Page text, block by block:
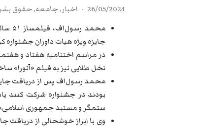
26/05/2024 اخبار,جامعه,حقوق بشر
جایزه ویژه هیات داوران جشنواره
در مراسم اختتامیه هفتاد و
نخل طلایی نیز به فیلم «آنورا»
محمد رسول‌اف پس از دریافت
بودند در جشنواره شرکت کنند
ستمگر و مستبد جمهوری
وی با ابراز خوشحالی از دریافت